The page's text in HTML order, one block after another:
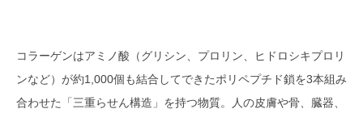
は？開発テーマのヒント
オリジナルのコラーゲンサプリメン
ト製造をお願いできるおすすめのOE
コラーゲンはアミノ酸（グリシン、プロリン、ヒドロシキプロリ
ンなど）が約1,000個も結合してできたポリペプチド鎖を3本組み
合わせた「三重らせん構造」を持つ物質。人の皮膚や骨、臓器、